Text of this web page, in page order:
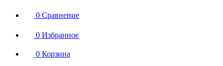
0 Сравнение
0 Избранное
0 Корзина